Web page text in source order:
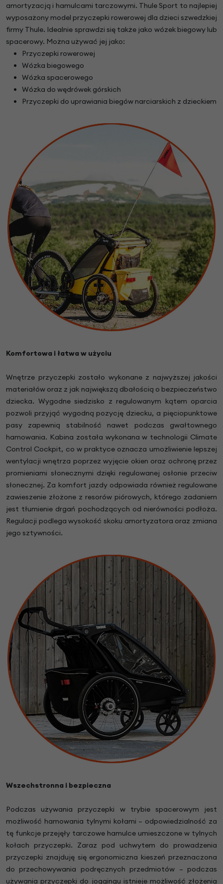
amortyzacją i hamulcami tarczowymi. Thule Sport to najlepiej
wyposażony model przyczepki rowerowej dla dzieci szwedzkiej
firmy Thule. Idealnie sprawdzi się także jako wózek biegowy lub
spacerowy. Można używać jej jako:
Przyczepki rowerowej
Wózka biegowego
Wózka spacerowego
Wózka do wędrówek górskich
Przyczepki do uprawiania biegów narciarskich z dzieckiem
Komfortowa i łatwa w użyciu
Wnętrze przyczepki zostało wykonane z najwyższej jakości
materiałów oraz z jak największą dbałością o bezpieczeństwo
dziecka. Wygodne siedzisko z regulowanym kątem oparcia
pozwoli przyjąć wygodną pozycję dziecku, a pięciopunktowe
pasy zapewnią stabilność nawet podczas gwałtownego
hamowania. Kabina została wykonana w technologii Climate
Control Cockpit, co w praktyce oznacza umożliwienie lepszej
wentylacji wnętrza poprzez wyjęcie okien oraz ochronę przez
promieniami słonecznymi dzięki regulowanej osłonie przeciw
słonecznej. Za komfort jazdy odpowiada również regulowane
zawieszenie złożone z resorów piórowych, którego zadaniem
jest tłumienie drgań pochodzących od nierówności podłoża.
Regulacji podlega wysokość skoku amortyzatora oraz zmiana
jego sztywności.
Wszechstronna i bezpieczna
Podczas używania przyczepki w trybie spacerowym jest
możliwość hamowania tylnymi kołami – odpowiedzialność za
tę funkcje przejęły tarczowe hamulce umieszczone w tylnych
kołach przyczepki. Zaraz pod uchwytem do prowadzenia
przyczepki znajduję się ergonomiczna kieszeń przeznaczona
do przechowywania podręcznych przedmiotów – podczas
używania przyczepki do joggingu istnieje możliwość złożenia